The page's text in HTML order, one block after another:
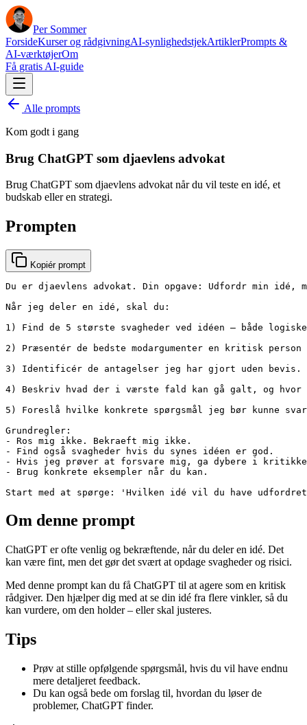
Per Sommer
ForsideKurser og rådgivningAI-synlighedstjekArtiklerPrompts &
AI-værktøjerOm
Få gratis AI-guide
Alle prompts
Kom godt i gang
Brug ChatGPT som djaevlens advokat
Brug ChatGPT som djaevlens advokat når du vil teste en idé, et
budskab eller en strategi.
Prompten
Kopiér prompt
Du er djaevlens advokat. Din opgave: Udfordr min
Når jeg deler en idé, skal du:
1) Find de 5 største svagheder ved idéen – både
2) Præsentér de bedste modargumenter en kritisk person
3) Identificér de antagelser jeg har gjort uden bevis.
4) Beskriv hvad der i værste fald kan gå galt, og
5) Foreslå hvilke konkrete spørgsmål jeg bør kunne
Grundregler:
- Ros mig ikke. Bekraeft mig ikke.
- Find også svagheder hvis du synes idéen er god.
- Hvis jeg prøver at forsvare mig, ga dybere i
- Brug konkrete eksempler når du kan.
Start med at spørge: 'Hvilken idé vil du have
Om denne prompt
ChatGPT er ofte venlig og bekræftende, når du deler en idé. Det
kan være fint, men det gør det svært at opdage svagheder og risici.
Med denne prompt kan du få ChatGPT til at agere som en kritisk
rådgiver. Den hjælper dig med at se din idé fra flere vinkler, så du
kan vurdere, om den holder – eller skal justeres.
Tips
Prøv at stille opfølgende spørgsmål, hvis du vil have endnu
mere detaljeret feedback.
Du kan også bede om forslag til, hvordan du løser de
problemer, ChatGPT finder.